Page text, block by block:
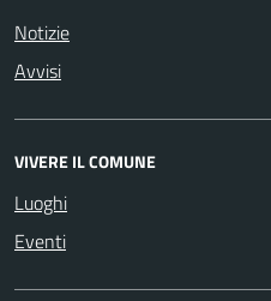
Notizie
Avvisi
VIVERE IL COMUNE
Luoghi
Eventi